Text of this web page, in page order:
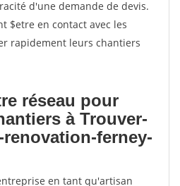
d'une demande de devis.
$etre en contact avec les
rapidement leurs chantiers
réseau pour
à Trouver-
ferney-
en tant qu'artisan